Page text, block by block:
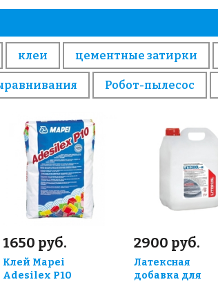
клеи цементные затирки
Робот-пылесос
1650 руб.
Клей Mapei
Adesilex P10
2900 руб.
Латексная
добавка для